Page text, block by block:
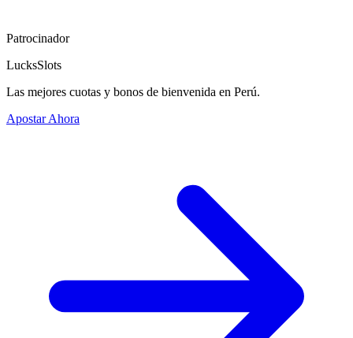
Patrocinador
LucksSlots
Las mejores cuotas y bonos de bienvenida en Perú.
Apostar Ahora